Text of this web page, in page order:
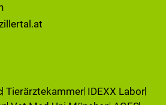
Tierärztekammer IDEXX Labor